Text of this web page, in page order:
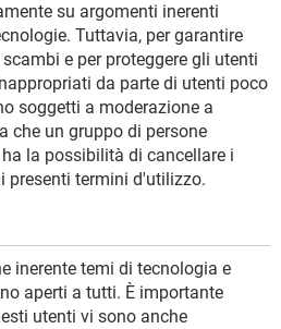
su argomenti inerenti
Tuttavia, per garantire
e per proteggere gli utenti
da parte di utenti poco
soggetti a moderazione a
che un gruppo di persone
la possibilità di cancellare i
presenti termini d'utilizzo.
inerente temi di tecnologia e
aperti a tutti. È importante
utenti vi sono anche